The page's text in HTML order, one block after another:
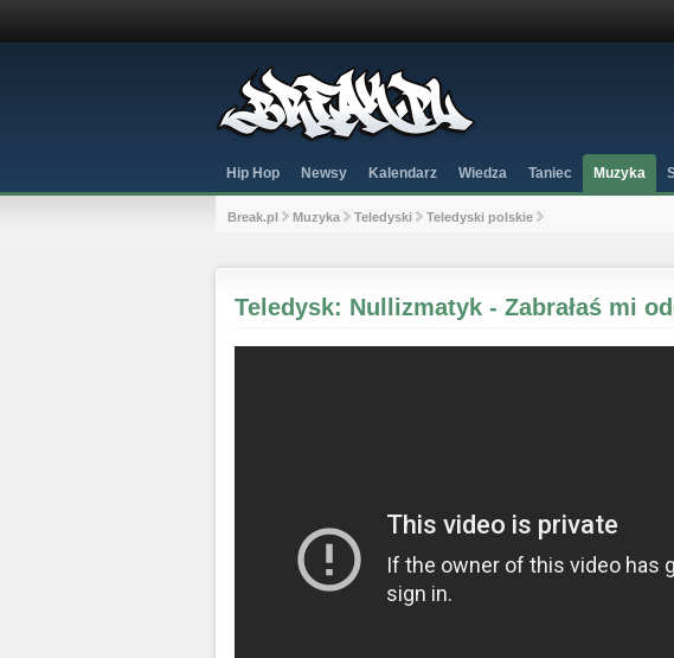
Hip Hop Newsy Kalendarz Wiedza Taniec Muzyka
Break.pl Muzyka Teledyski Teledyski polskie
Teledysk: Nullizmatyk - Zabrałaś mi